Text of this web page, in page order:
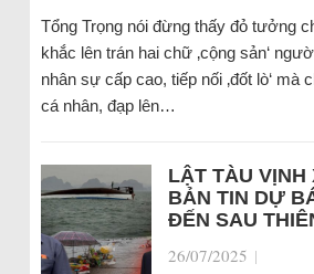
Tổng Trọng nói đừng thấy đỏ tưởng
khắc lên trán hai chữ ‚cộng sản‘
nhân sự cấp cao, tiếp nối ‚đốt lò‘ mà
cá nhân, đạp lên…
LẬT TÀU VỊNH
BẢN TIN DỰ
ĐẾN SAU
26/07/2025 |